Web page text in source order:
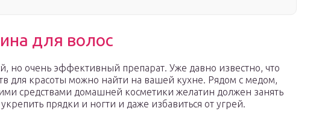
для волос
но очень эффективный препарат. Уже давно известно, что
для красоты можно найти на вашей кухне. Рядом с медом,
средствами домашней косметики желатин должен занять
прядки и ногти и даже избавиться от угрей.